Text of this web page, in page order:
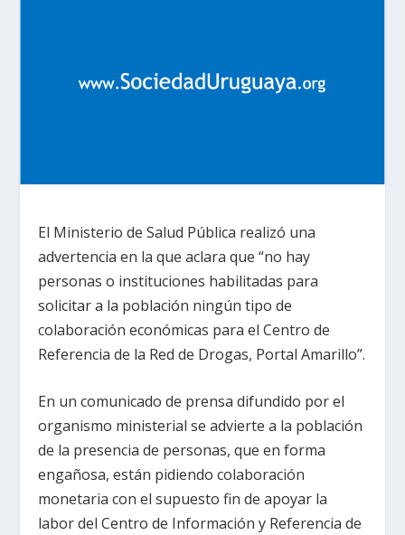
El Ministerio de Salud Pública realizó una
advertencia en la que aclara que “no hay
personas o instituciones habilitadas para
solicitar a la población ningún tipo de
colaboración económicas para el Centro de
Referencia de la Red de Drogas, Portal Amarillo”.
En un comunicado de prensa difundido por el
organismo ministerial se advierte a la población
de la presencia de personas, que en forma
engañosa, están pidiendo colaboración
monetaria con el supuesto fin de apoyar la
labor del Centro de Información y Referencia de